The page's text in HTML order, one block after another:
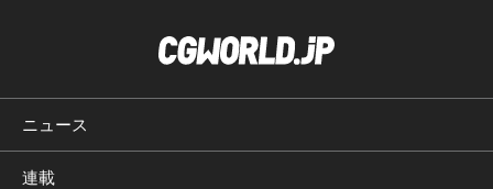
ニュース
連載